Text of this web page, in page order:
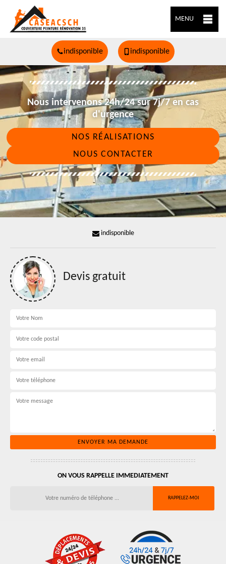
MENU
indisponible indisponible
Nous intervenons 24h/24 sur 7j/7 en cas
d'urgence
NOS RÉALISATIONS
NOUS CONTACTER
indisponible
Devis gratuit
ON VOUS RAPPELLE IMMEDIATEMENT